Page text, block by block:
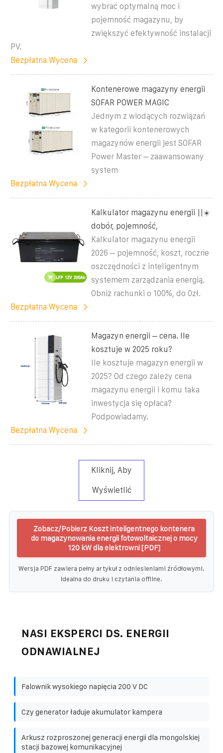
wybrać optymalną moc i
pojemność magazynu, by
zwiększyć efektywność instalacji
PV.
Bezpłatna Wycena
Kontenerowe magazyny energii
SOFAR POWER MAGIC
Jednym z wiodących rozwiązań
w kategorii kontenerowych
magazynów energii jest SOFAR
Power Master – zaawansowany
system
Bezpłatna Wycena
Kalkulator magazynu energii ||☀️
dobór, pojemność,
Kalkulator magazynu energii
2026 – pojemność, koszt, roczne
oszczędności z inteligentnym
systemem zarządzania energią.
Obniż rachunki o 100%, do 0zł.
Bezpłatna Wycena
Magazyn energii – cena. Ile
kosztuje w 2025 roku?
Ile kosztuje magazyn energii w
2025? Od czego zależy cena
magazynu energii i komu taka
inwestycja się opłaca?
Podpowiadamy.
Bezpłatna Wycena
Kliknij, Aby
Wyświetlić
Zobacz/Pobierz Koszt inteligentnego kontenera
do magazynowania energii fotowoltaicznej o mocy
120 kW dla elektrowni [PDF]
Wersja PDF zawiera pełny artykuł z odniesieniami źródłowymi.
Idealna do druku i czytania offline.
NASI EKSPERCI DS. ENERGII
ODNAWIALNEJ
Falownik wysokiego napięcia 200 V DC
Czy generator ładuje akumulator kampera
Arkusz rozproszonej generacji energii dla mongolskiej
stacji bazowej komunikacyjnej